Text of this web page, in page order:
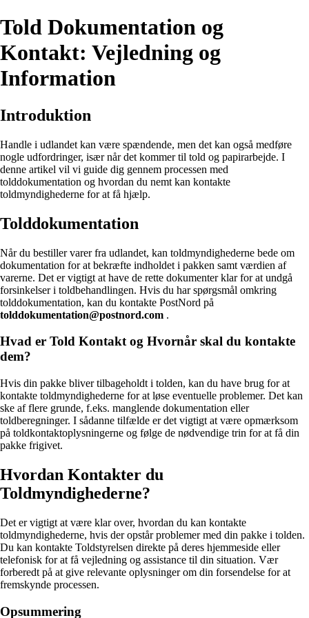
Told Dokumentation og
Kontakt: Vejledning og
Information
Introduktion
Handle i udlandet kan være spændende, men det kan også medføre
nogle udfordringer, især når det kommer til told og papirarbejde. I
denne artikel vil vi guide dig gennem processen med
tolddokumentation og hvordan du nemt kan kontakte
toldmyndighederne for at få hjælp.
Tolddokumentation
Når du bestiller varer fra udlandet, kan toldmyndighederne bede om
dokumentation for at bekræfte indholdet i pakken samt værdien af
varerne. Det er vigtigt at have de rette dokumenter klar for at undgå
forsinkelser i toldbehandlingen. Hvis du har spørgsmål omkring
tolddokumentation, kan du kontakte PostNord på
tolddokumentation@postnord.com .
Hvad er Told Kontakt og Hvornår skal du kontakte
dem?
Hvis din pakke bliver tilbageholdt i tolden, kan du have brug for at
kontakte toldmyndighederne for at løse eventuelle problemer. Det kan
ske af flere grunde, f.eks. manglende dokumentation eller
toldberegninger. I sådanne tilfælde er det vigtigt at være opmærksom
på toldkontaktoplysningerne og følge de nødvendige trin for at få din
pakke frigivet.
Hvordan Kontakter du
Toldmyndighederne?
Det er vigtigt at være klar over, hvordan du kan kontakte
toldmyndighederne, hvis der opstår problemer med din pakke i tolden.
Du kan kontakte Toldstyrelsen direkte på deres hjemmeside eller
telefonisk for at få vejledning og assistance til din situation. Vær
forberedt på at give relevante oplysninger om din forsendelse for at
fremskynde processen.
Opsummering